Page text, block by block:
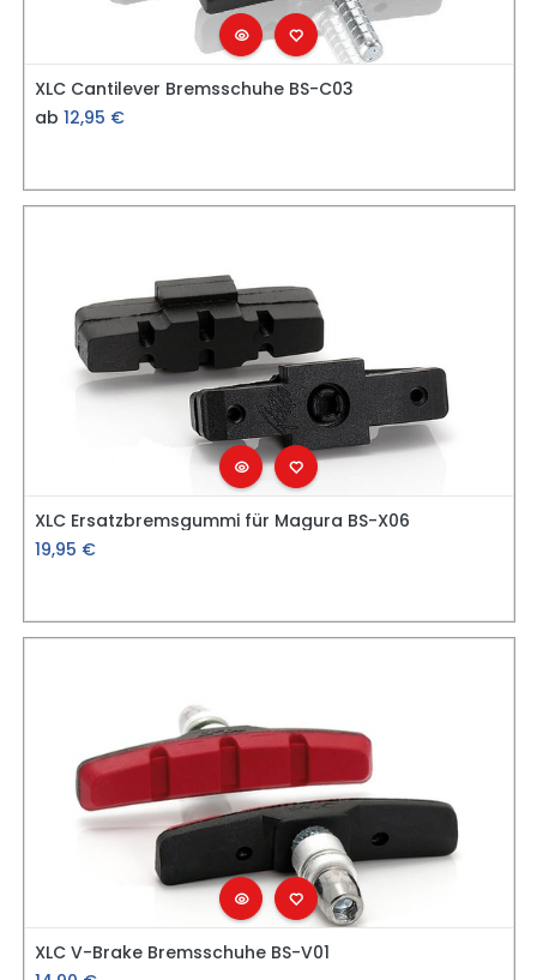
XLC Cantilever Bremsschuhe BS-C03
ab 12,95 €
XLC Ersatzbremsgummi für Magura BS-X06
19,95 €
XLC V-Brake Bremsschuhe BS-V01